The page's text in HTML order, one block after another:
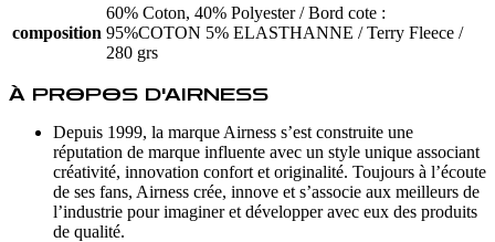
composition
60% Coton, 40% Polyester / Bord cote :
95%COTON 5% ELASTHANNE / Terry Fleece /
280 grs
À PROPOS D'AIRNESS
Depuis 1999, la marque Airness s’est construite une
réputation de marque influente avec un style unique associant
créativité, innovation confort et originalité. Toujours à l’écoute
de ses fans, Airness crée, innove et s’associe aux meilleurs de
l’industrie pour imaginer et développer avec eux des produits
de qualité.